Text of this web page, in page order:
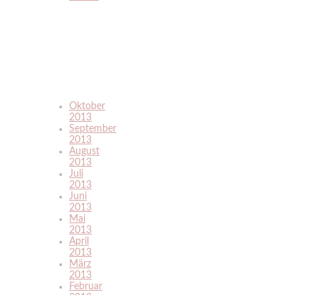
Oktober
2013
September
2013
August
2013
Juli
2013
Juni
2013
Mai
2013
April
2013
März
2013
Februar